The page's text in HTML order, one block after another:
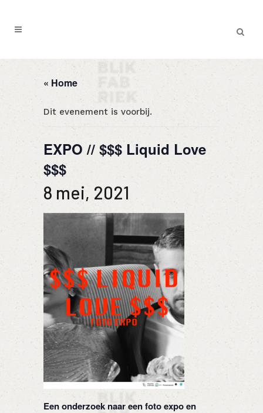
« Home
Dit evenement is voorbij.
EXPO // $$$ Liquid Love
$$$
8 mei, 2021
Een onderzoek naar een foto expo en